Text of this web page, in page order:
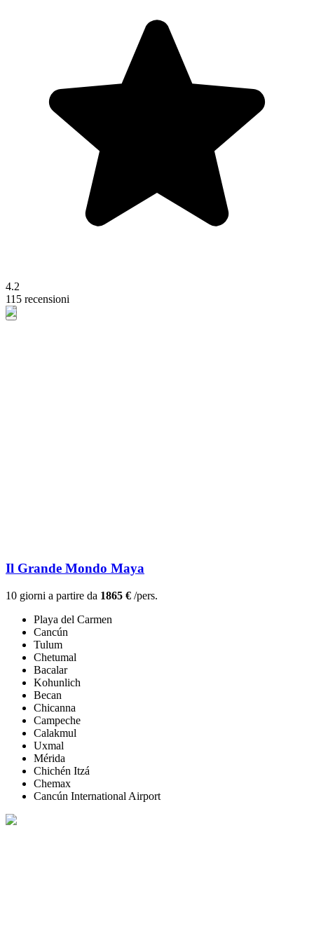
4.2
115 recensioni
Il Grande Mondo Maya
10 giorni a partire da 1865 € /pers.
Playa del Carmen
Cancún
Tulum
Chetumal
Bacalar
Kohunlich
Becan
Chicanna
Campeche
Calakmul
Uxmal
Mérida
Chichén Itzá
Chemax
Cancún International Airport